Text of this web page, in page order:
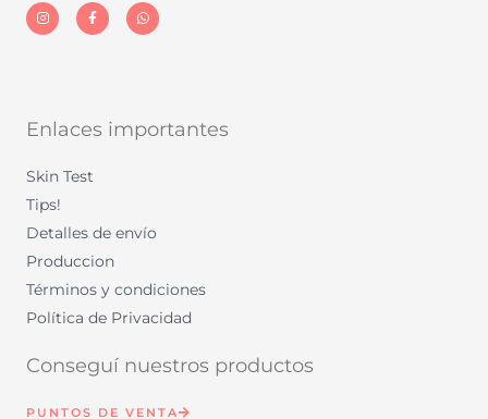
n
s
t
a
c
e
h
a
t
Enlaces importantes
Skin Test
Tips!
Detalles de envío
Produccion
Términos y condiciones
Política de Privacidad
Conseguí nuestros productos
PUNTOS DE VENTA